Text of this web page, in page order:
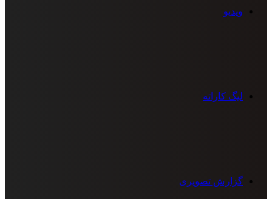
ویدیو
لیگ کاراته
گزارش تصویری